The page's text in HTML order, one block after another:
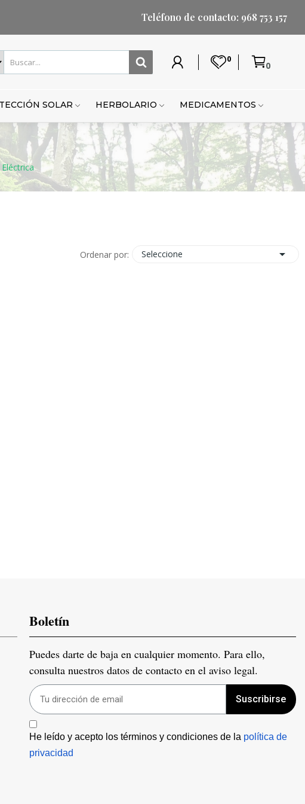
Teléfono de contacto: 968 753 157
0
Lista
Carrito 0
SOLAR HERBOLARIO MEDICAMENTOS
Ordenar por: Seleccione 
Boletín
Puedes darte de baja en cualquier momento. Para ello,
consulta nuestros datos de contacto en el aviso legal.
Suscribirse
He leído y acepto los términos y condiciones de la política de
privacidad